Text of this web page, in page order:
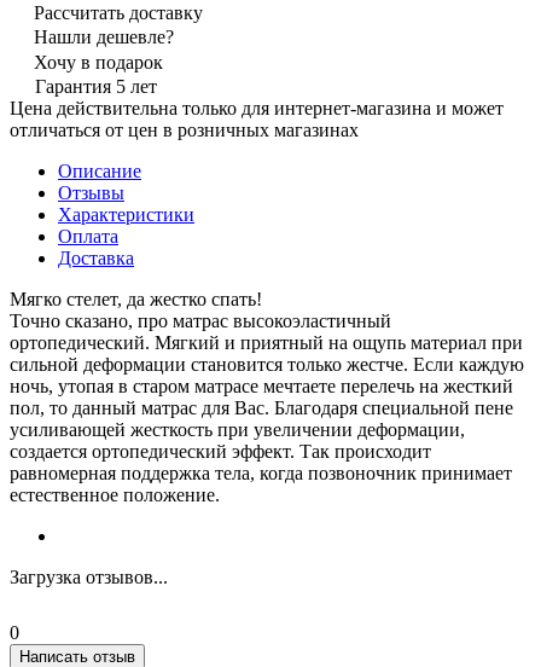
Рассчитать доставку
Нашли дешевле?
Хочу в подарок
Гарантия 5 лет
Цена действительна только для интернет-магазина и может
отличаться от цен в розничных магазинах
Описание
Отзывы
Характеристики
Оплата
Доставка
Мягко стелет, да жестко спать!
Точно сказано, про матрас высокоэластичный
ортопедический. Мягкий и приятный на ощупь материал при
сильной деформации становится только жестче. Если каждую
ночь, утопая в старом матрасе мечтаете перелечь на жесткий
пол, то данный матрас для Вас. Благодаря специальной пене
усиливающей жесткость при увеличении деформации,
создается ортопедический эффект. Так происходит
равномерная поддержка тела, когда позвоночник принимает
естественное положение.
Загрузка отзывов...
0
Написать отзыв